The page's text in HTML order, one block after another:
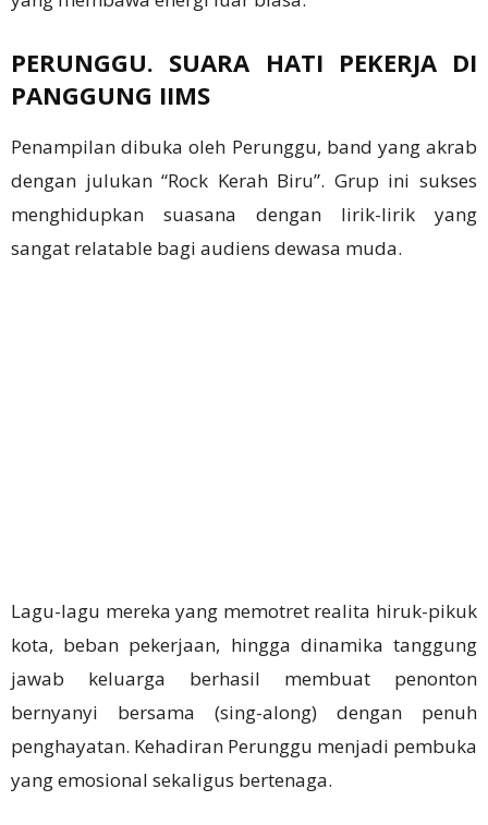
PERUNGGU. SUARA HATI PEKERJA DI
PANGGUNG IIMS
Penampilan dibuka oleh Perunggu, band yang akrab
dengan julukan “Rock Kerah Biru”. Grup ini sukses
menghidupkan suasana dengan lirik-lirik yang
sangat relatable bagi audiens dewasa muda.
Lagu-lagu mereka yang memotret realita hiruk-pikuk
kota, beban pekerjaan, hingga dinamika tanggung
jawab keluarga berhasil membuat penonton
bernyanyi bersama (sing-along) dengan penuh
penghayatan. Kehadiran Perunggu menjadi pembuka
yang emosional sekaligus bertenaga.